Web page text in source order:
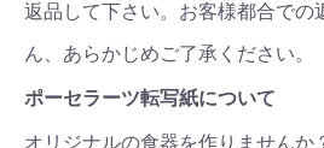
返品して下さい。お客様都合での
ん、あらかじめご了承ください。
ポーセラーツ転写紙について
オリジナルの食器を作りませんか